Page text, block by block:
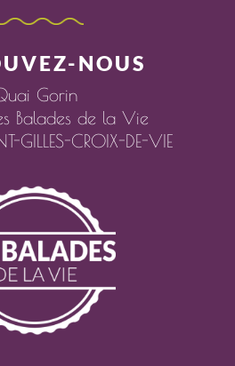
NOUS
Gorin
Balades de la Vie
GILLES-CROIX-DE-VIE